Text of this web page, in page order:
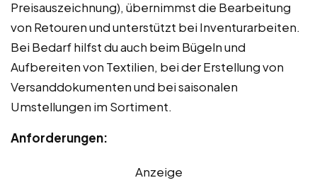
Preisauszeichnung), übernimmst die Bearbeitung
von Retouren und unterstützt bei Inventurarbeiten.
Bei Bedarf hilfst du auch beim Bügeln und
Aufbereiten von Textilien, bei der Erstellung von
Versanddokumenten und bei saisonalen
Umstellungen im Sortiment.
Anforderungen:
Anzeige